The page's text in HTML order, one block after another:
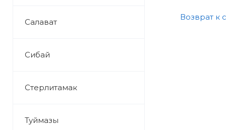
Салават
Сибай
Стерлитамак
Туймазы
Возврат к